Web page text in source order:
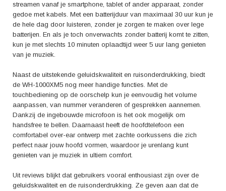
streamen vanaf je smartphone, tablet of ander apparaat, zonder
gedoe met kabels. Met een batterijduur van maximaal 30 uur kun je
de hele dag door luisteren, zonder je zorgen te maken over lege
batterijen. En als je toch onverwachts zonder batterij komt te zitten,
kun je met slechts 10 minuten oplaadtijd weer 5 uur lang genieten
van je muziek.
Naast de uitstekende geluidskwaliteit en ruisonderdrukking, biedt
de WH-1000XM5 nog meer handige functies. Met de
touchbediening op de oorschelp kun je eenvoudig het volume
aanpassen, van nummer veranderen of gesprekken aannemen.
Dankzij de ingebouwde microfoon is het ook mogelijk om
handsfree te bellen. Daarnaast heeft de hoofdtelefoon een
comfortabel over-ear ontwerp met zachte oorkussens die zich
perfect naar jouw hoofd vormen, waardoor je urenlang kunt
genieten van je muziek in ultiem comfort.
Uit reviews blijkt dat gebruikers vooral enthousiast zijn over de
geluidskwaliteit en de ruisonderdrukking. Ze geven aan dat de